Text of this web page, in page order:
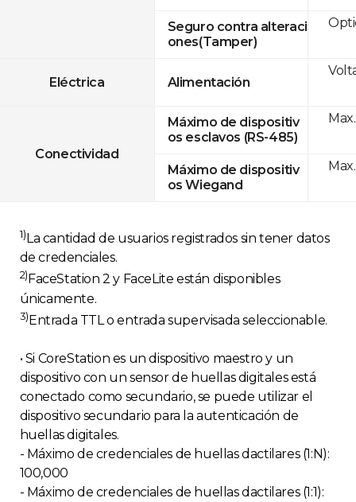
Seguro contra alteraci
ones(Tamper)
Eléctrica Alimentación
Conectividad
Máximo de dispositiv
os esclavos (RS-485)
Máximo de dispositiv
os Wiegand
1) La cantidad de usuarios registrados sin tener datos
de credenciales.
2) FaceStation 2 y FaceLite están disponibles
únicamente.
3)Entrada TTL o entrada supervisada seleccionable.
• Si CoreStation es un dispositivo maestro y un
dispositivo con un sensor de huellas digitales está
conectado como secundario, se puede utilizar el
dispositivo secundario para la autenticación de
huellas digitales.
- Máximo de credenciales de huellas dactilares (1:N):
100,000
- Máximo de credenciales de huellas dactilares (1:1):